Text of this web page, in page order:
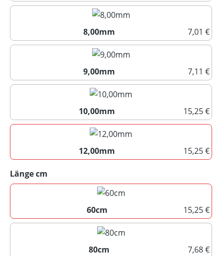
7,00mm
8,00mm
7,01 €
8,00mm
9,00mm
7,11 €
9,00mm
10,00mm
15,25 €
10,00mm
12,00mm
15,25 €
Länge cm
60cm
15,25 €
60cm
80cm
7,68 €